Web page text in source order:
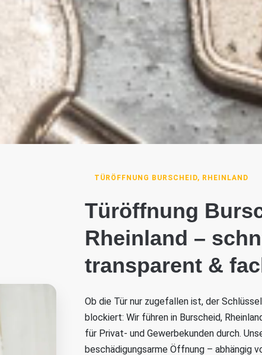
TÜRÖFFNUNG BURSCHEID, RHEINLAND
Türöffnung
Rheinland –
transparent &
Ob die Tür nur zugefallen ist, der
blockiert: Wir führen in Burscheid,
für Privat- und Gewerbekunden durch.
beschädigungsarme Öffnung – abhängig